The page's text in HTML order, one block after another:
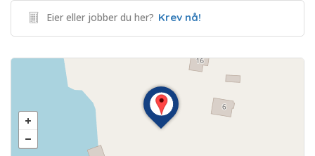
Eier eller jobber du her? Krev nå!